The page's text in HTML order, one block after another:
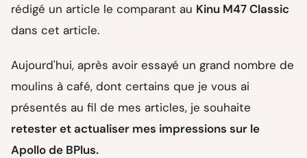
rédigé un article le comparant au Kinu M47 Classic
dans cet article.
Aujourd'hui, après avoir essayé un grand nombre de
moulins à café, dont certains que je vous ai
présentés au fil de mes articles, je souhaite
retester et actualiser mes impressions sur le
Apollo de BPlus.